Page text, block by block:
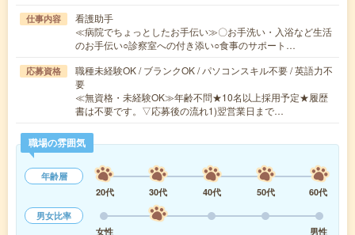
仕事内容
看護助手
≪病院でちょっとしたお手伝い≫〇お手洗い・入浴など生活
のお手伝い○診察室への付き添い○食事のサポート…
応募資格
職種未経験OK / ブランクOK / パソコンスキル不要 / 英語力不
要
≪無資格・未経験OK≫年齢不問★10名以上採用予定★履歴
書は不要です。▽応募後の流れ1)翌営業日まで…
職場の雰囲気
年齢層
20代
30代 40代 50代
60代
男女比率
女性
男性